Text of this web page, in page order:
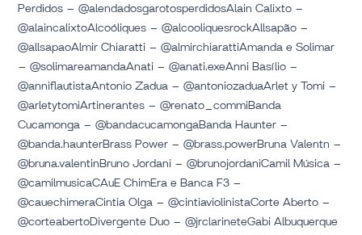
Perdidos – @alendadosgarotosperdidosAlain Calixto –
@alaincalixtoAlcoóliques – @alcooliquesrockAllsapão –
@allsapaoAlmir Chiaratti – @almirchiarattiAmanda e Solimar
– @solimareamandaAnati – @anati.exeAnni Basílio –
@anniflautistaAntonio Zadua – @antoniozaduaArlet y Tomi –
@arletytomiArtinerantes – @renato_commiBanda
Cucamonga – @bandacucamongaBanda Haunter –
@banda.haunterBrass Power – @brass.powerBruna Valentn –
@bruna.valentinBruno Jordani – @brunojordaniCamil Música –
@camilmusicaCAuE ChimEra e Banca F3 –
@cauechimeraCintia Olga – @cintiaviolinistaCorte Aberto –
@corteabertoDivergente Duo – @jrclarineteGabi Albuquerque